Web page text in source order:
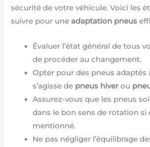
sécurité de votre véhicule. Voici les
suivre pour uneadaptation pneus
Évaluer l’état général de tous
de procéder au changement.
Opter pour des pneus adaptés
s’agisse de pneus hiverou
Assurez-vous que les pneus
dans le bon sens de rotation si
mentionné.
Ne pas négliger l’équilibrage